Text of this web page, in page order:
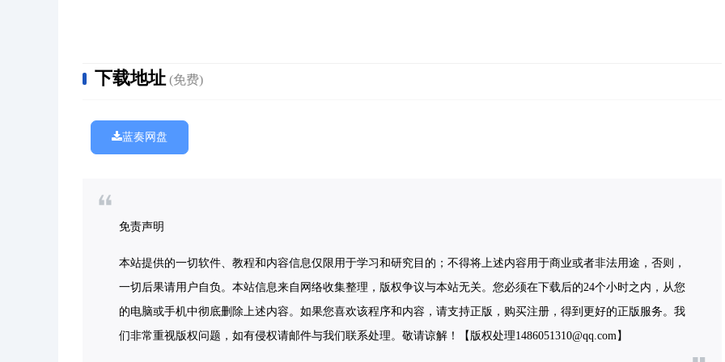
下载地址 (免费)
蓝奏网盘
免责声明
本站提供的一切软件、教程和内容信息仅限用于学习和研究目的；不得将上述内容用于商业或者非法用途，否则，
一切后果请用户自负。本站信息来自网络收集整理，版权争议与本站无关。您必须在下载后的24个小时之内，从您
的电脑或手机中彻底删除上述内容。如果您喜欢该程序和内容，请支持正版，购买注册，得到更好的正版服务。我
们非常重视版权问题，如有侵权请邮件与我们联系处理。敬请谅解！【版权处理1486051310@qq.com】